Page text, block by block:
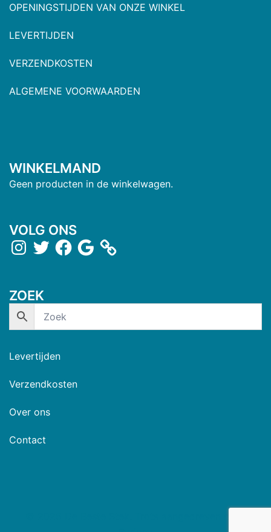
OPENINGSTIJDEN VAN ONZE WINKEL
LEVERTIJDEN
VERZENDKOSTEN
ALGEMENE VOORWAARDEN
WINKELMAND
Geen producten in de winkelwagen.
VOLG ONS
ZOEK
Levertijden
Verzendkosten
Over ons
Contact